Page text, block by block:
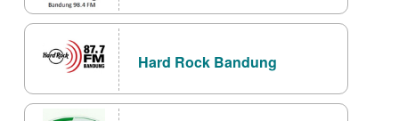
Hard Rock Bandung